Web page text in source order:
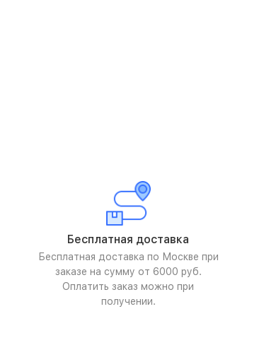
Бесплатная доставка
Бесплатная доставка по Москве при
заказе на сумму от 6000 руб.
Оплатить заказ можно при
получении.